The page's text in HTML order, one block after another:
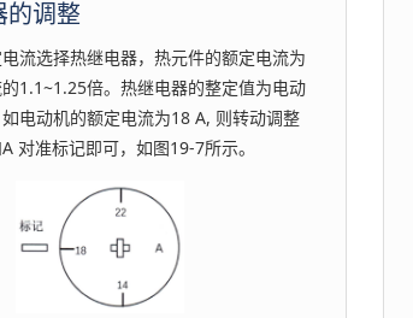
的调整
流选择热继电器，热元件的额定电流为
1.1~1.25倍。热继电器的整定值为电动
电动机的额定电流为18 A, 则转动调整
对准标记即可，如图19-7所示。